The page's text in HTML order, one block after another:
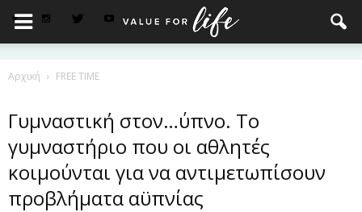
Αρχική FREE TIME
Γυμναστική στον…ύπνο. Το
γυμναστήριο που οι αθλητές
κοιμούνται για να αντιμετωπίσουν
προβλήματα αϋπνίας